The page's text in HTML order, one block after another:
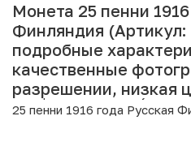
Монета 25 пенни
Финляндия (Артикул:
подробные
качественные
разрешении, низкая
Интернет магазин
25 пенни 1916 года Русская